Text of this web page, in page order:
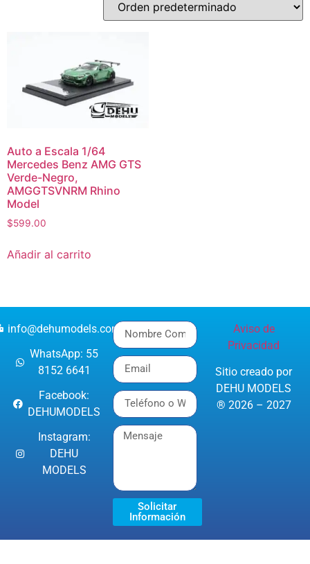
Auto a Escala 1/64
Mercedes Benz AMG GTS
Verde-Negro,
AMGGTSVNRM Rhino
Model
$599.00
Añadir al carrito
info@dehumodels.com
WhatsApp: 55
8152 6641
Facebook:
DEHUMODELS
Instagram:
DEHU
MODELS
Solicitar
Información
Aviso de
Privacidad
Sitio creado por
DEHU MODELS
® 2026 – 2027